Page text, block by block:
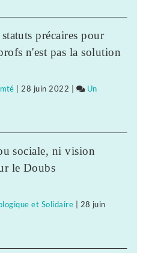
le
premier
a
précaires pour
n'est pas la solution
28 juin 2022
Un
sociale, ni vision
le Doubs
et Solidaire
28 juin